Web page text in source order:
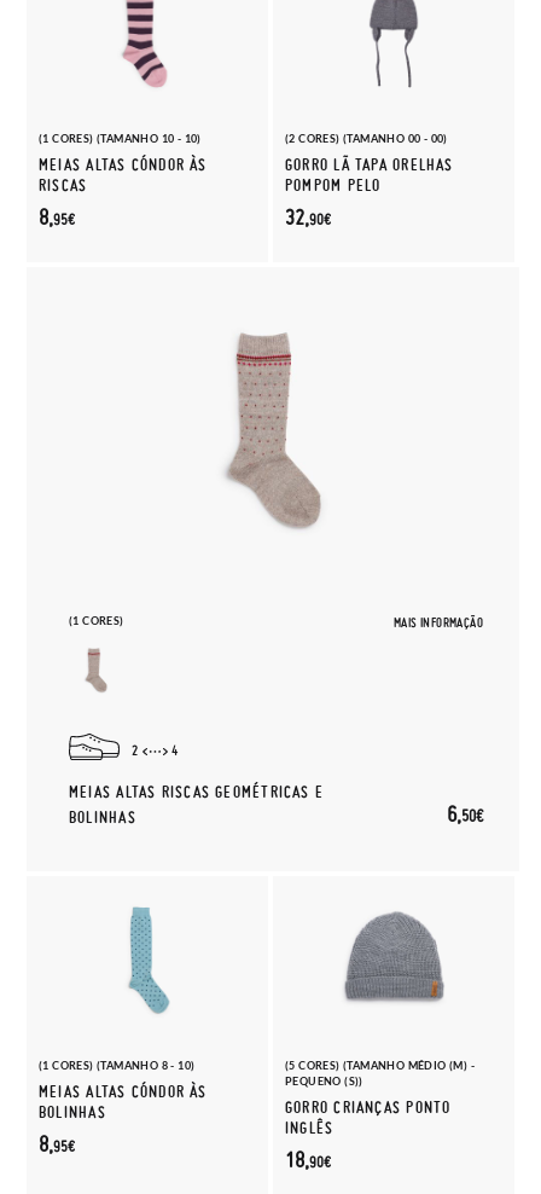
(1 CORES) (TAMANHO 10 - 10)
MEIAS ALTAS CÓNDOR ÀS
RISCAS
8,95€
(2 CORES) (TAMANHO 00 - 00)
GORRO LÃ TAPA ORELHAS
POMPOM PELO
32,90€
(1 CORES) MAIS INFORMAÇÃO
2 4
MEIAS ALTAS RISCAS GEOMÉTRICAS E
BOLINHAS
6,50€
(1 CORES) (TAMANHO 8 - 10)
MEIAS ALTAS CÓNDOR ÀS
BOLINHAS
8,95€
(5 CORES) (TAMANHO MÉDIO (M) -
PEQUENO (S))
GORRO CRIANÇAS PONTO
INGLÊS
18,90€